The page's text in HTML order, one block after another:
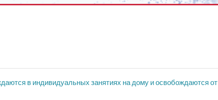
в индивидуальных занятиях на дому и освобождаются от